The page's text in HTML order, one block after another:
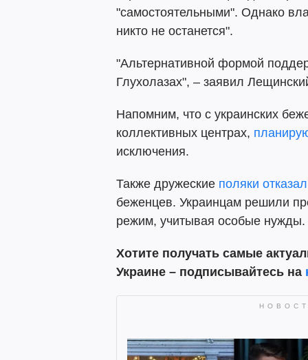
"самостоятельными". Однако
никто не останется".
"Альтернативной формой
Глухолазах", – заявил
Напомним, что с украинских
коллективных центрах,
исключения.
Также дружеские поляки
беженцев. Украинцам решили
режим, учитывая особые нужды.
Хотите получать самые
Украине – подписывайтесь на